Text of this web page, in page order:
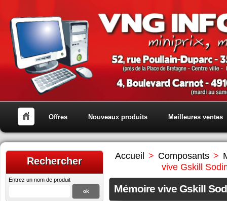
Offres Nouveaux produits Meilleures ventes
Rechercher
Entrez un nom de produit
Accueil > Composants >
vive Gskill
Mémoire vive Gskill